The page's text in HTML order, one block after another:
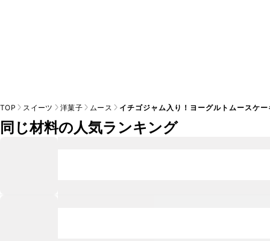
TOP スイーツ 洋菓子 ムース イチゴジャム入り！ヨーグルトムースケー
同じ材料の人気ランキング